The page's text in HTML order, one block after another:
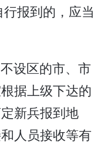
报到的，应当
设区的市、市
据上级下达的
新兵报到地
人员接收等有